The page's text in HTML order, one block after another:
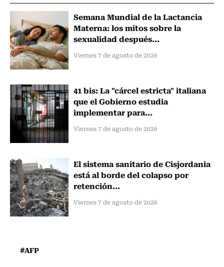
Semana Mundial de la Lactancia
Materna: los mitos sobre la
sexualidad después...
Viernes 7 de agosto de 2026
41 bis: La "cárcel estricta" italiana
que el Gobierno estudia
implementar para...
Viernes 7 de agosto de 2026
El sistema sanitario de Cisjordania
está al borde del colapso por
retención...
Viernes 7 de agosto de 2026
#AFP